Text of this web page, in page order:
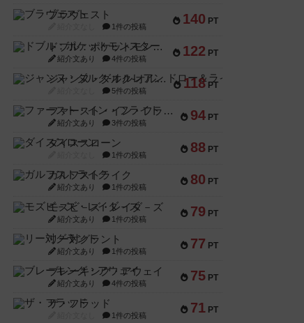
140 PT
ブラヴェスト
1件の投稿
122 PT
ドブル：ポケットモンスター
紹介文あり 4件の投稿
118 PT
ジャンヌ・ダルク-オルレアン ドロー＆ライト
5件の投稿
94 PT
ファースト・イン・フライト
紹介文あり 3件の投稿
88 PT
ダイススローン
1件の投稿
80 PT
ガルフストライク
紹介文あり 1件の投稿
79 PT
モズビ－ズ・レイダ－ズ
紹介文あり 1件の投稿
77 PT
リー対グラント
紹介文あり 1件の投稿
75 PT
ブレーキング・アウェイ
紹介文あり 4件の投稿
71 PT
ザ・フラッド
1件の投稿